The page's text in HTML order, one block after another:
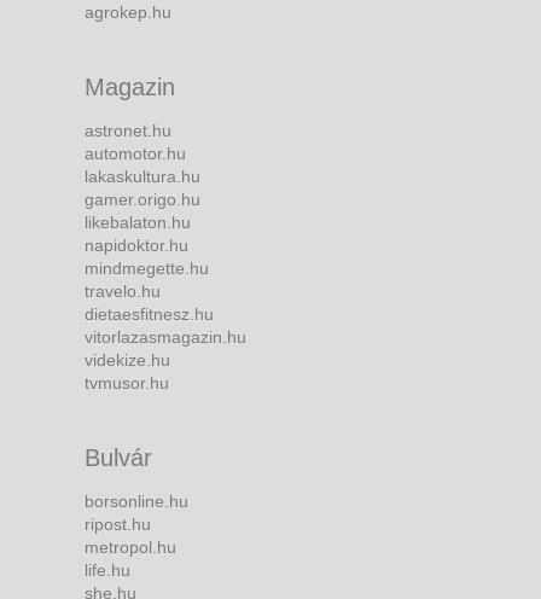
agrokep.hu
Magazin
astronet.hu
automotor.hu
lakaskultura.hu
gamer.origo.hu
likebalaton.hu
napidoktor.hu
mindmegette.hu
travelo.hu
dietaesfitnesz.hu
vitorlazasmagazin.hu
videkize.hu
tvmusor.hu
Bulvár
borsonline.hu
ripost.hu
metropol.hu
life.hu
she.hu